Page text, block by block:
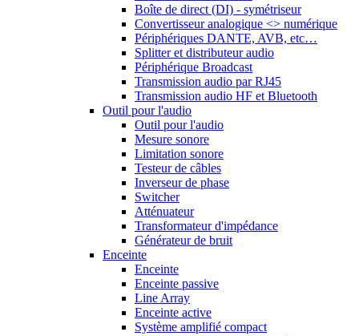
Boîte de direct (DI) - symétriseur
Convertisseur analogique <> numérique
Périphériques DANTE, AVB, etc…
Splitter et distributeur audio
Périphérique Broadcast
Transmission audio par RJ45
Transmission audio HF et Bluetooth
Outil pour l'audio
Outil pour l'audio
Mesure sonore
Limitation sonore
Testeur de câbles
Inverseur de phase
Switcher
Atténuateur
Transformateur d'impédance
Générateur de bruit
Enceinte
Enceinte
Enceinte passive
Line Array
Enceinte active
Système amplifié compact